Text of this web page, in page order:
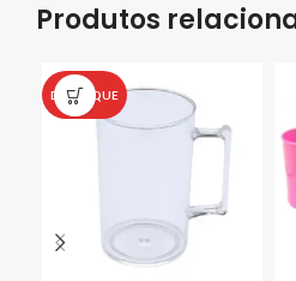
Produtos
DESTAQUE